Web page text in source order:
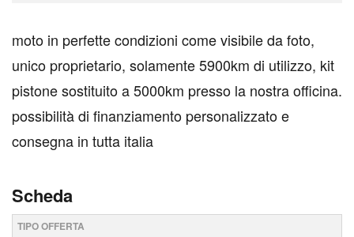
moto in perfette condizioni come visibile da foto,
unico proprietario, solamente 5900km di utilizzo, kit
pistone sostituito a 5000km presso la nostra officina.
possibilità di finanziamento personalizzato e
consegna in tutta italia
Scheda
TIPO OFFERTA